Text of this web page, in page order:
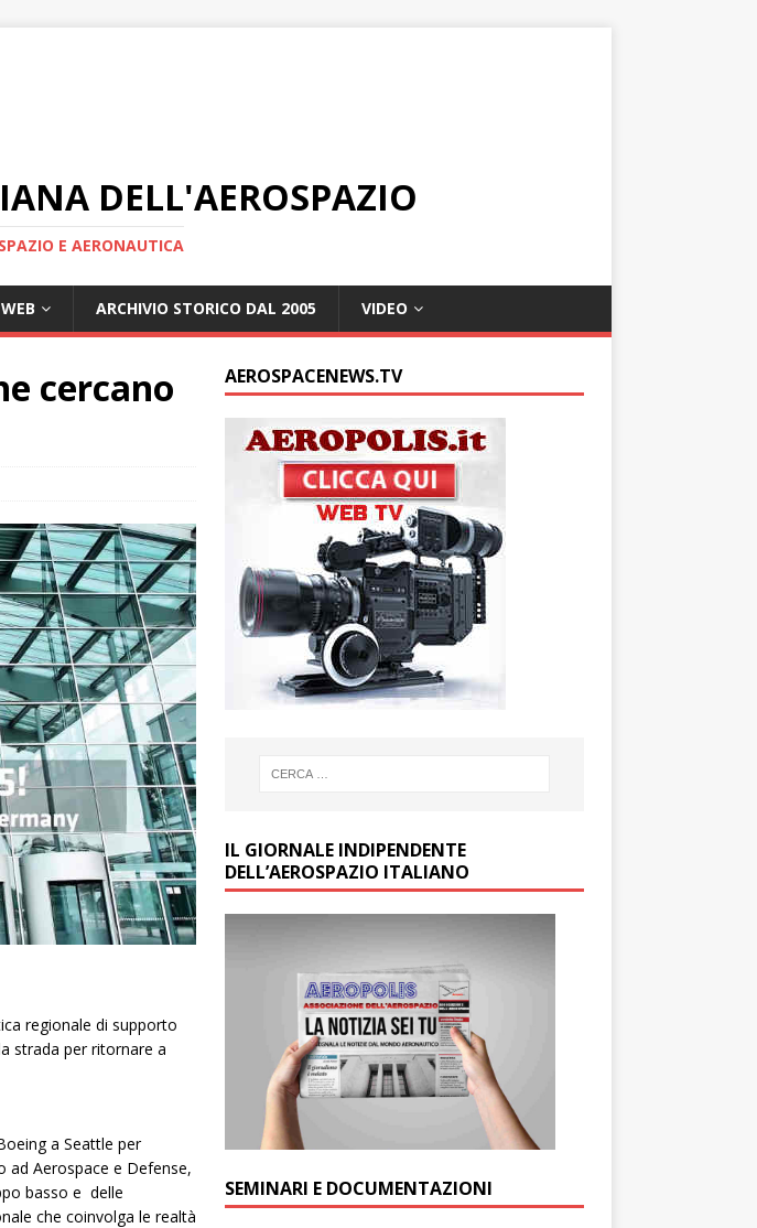
DELL'AEROSPAZIO
E AERONAUTICA
ARCHIVIO STORICO DAL 2005 VIDEO
cercano
regionale di supporto
strada per ritornare a
a Seattle per
ad Aerospace e Defense,
basso e delle
che coinvolga le realtà
AEROSPACENEWS.TV
IL GIORNALE INDIPENDENTE
DELL’AEROSPAZIO ITALIANO
SEMINARI E DOCUMENTAZIONI